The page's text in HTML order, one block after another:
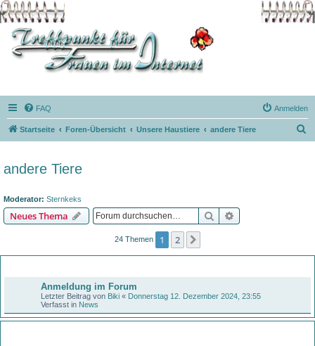
FAQ Anmelden
Startseite Foren-Übersicht Unsere Haustiere andere Tiere
andere Tiere
Moderator: Sternkeks
Neues Thema Suche
24 Themen 1 2
Anmeldung im Forum
Letzter Beitrag von Biki « Donnerstag 12. Dezember 2024, 23:55
Verfasst in News